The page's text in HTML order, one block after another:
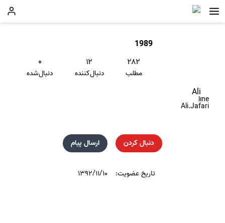
1989
۲۸۲
مطلب
۱۲
دنبال‌کننده
۰
دنبال‌شده
Ali
line
Ali.Jafari
دنبال کردن ارسال پیام
تاریخ عضویت: ۱۳۹۲/۱۱/۱۰